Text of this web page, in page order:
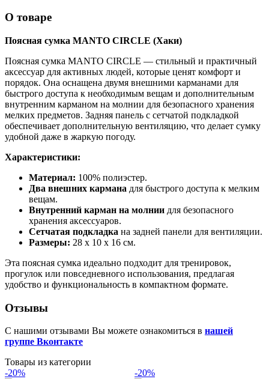
О товаре
Поясная сумка MANTO CIRCLE (Хаки)
Поясная сумка MANTO CIRCLE — стильный и практичный
аксессуар для активных людей, которые ценят комфорт и
порядок. Она оснащена двумя внешними карманами для
быстрого доступа к необходимым вещам и дополнительным
внутренним карманом на молнии для безопасного хранения
мелких предметов. Задняя панель с сетчатой подкладкой
обеспечивает дополнительную вентиляцию, что делает сумку
удобной даже в жаркую погоду.
Характеристики:
Материал: 100% полиэстер.
Два внешних кармана для быстрого доступа к мелким
вещам.
Внутренний карман на молнии для безопасного
хранения аксессуаров.
Сетчатая подкладка на задней панели для вентиляции.
Размеры: 28 x 10 x 16 см.
Эта поясная сумка идеально подходит для тренировок,
прогулок или повседневного использования, предлагая
удобство и функциональность в компактном формате.
Отзывы
С нашими отзывами Вы можете ознакомиться в нашей
группе Вконтакте
Товары из категории
-20%
-20%